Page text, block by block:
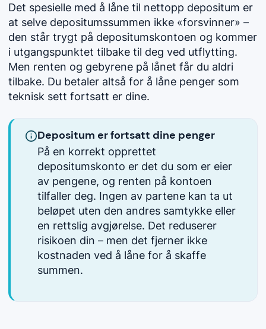
Det spesielle med å låne til nettopp depositum er
at selve depositumssummen ikke «forsvinner» –
den står trygt på depositumskontoen og kommer
i utgangspunktet tilbake til deg ved utflytting.
Men renten og gebyrene på lånet får du aldri
tilbake. Du betaler altså for å låne penger som
teknisk sett fortsatt er dine.
Depositum er fortsatt dine penger
På en korrekt opprettet
depositumskonto er det du som er eier
av pengene, og renten på kontoen
tilfaller deg. Ingen av partene kan ta ut
beløpet uten den andres samtykke eller
en rettslig avgjørelse. Det reduserer
risikoen din – men det fjerner ikke
kostnaden ved å låne for å skaffe
summen.